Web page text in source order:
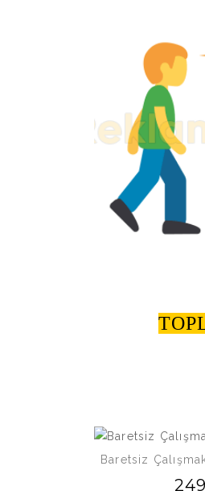
Baretsiz